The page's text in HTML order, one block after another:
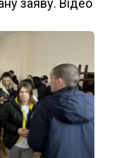
заяву. Відео